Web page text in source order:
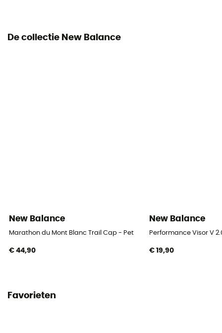
De collectie New Balance
New Balance
Marathon du Mont Blanc Trail Cap - Pet
€ 44,90
New Balance
Performance Visor V
€ 19,90
Favorieten